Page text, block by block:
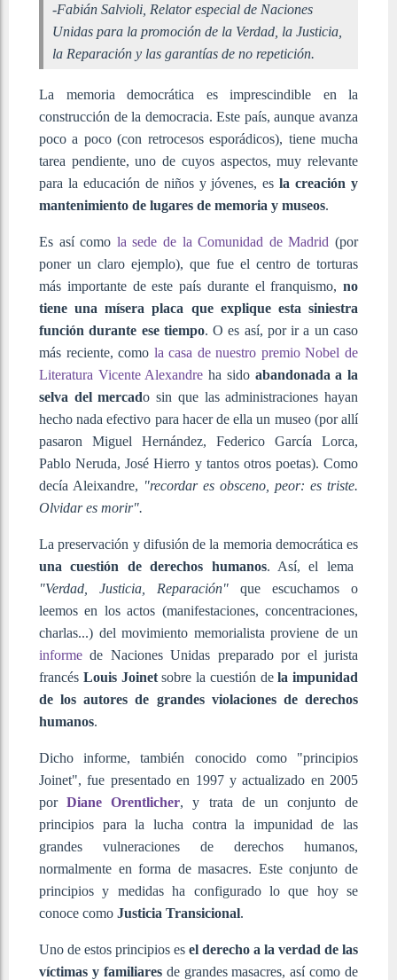
-Fabián Salvioli, Relator especial de Naciones
Unidas para la promoción de la Verdad, la Justicia,
la Reparación y las garantías de no repetición.
La memoria democrática es imprescindible en la
construcción de la democracia. Este país, aunque avanza
poco a poco (con retrocesos esporádicos), tiene mucha
tarea pendiente, uno de cuyos aspectos, muy relevante
para la educación de niños y jóvenes, esla creación y
mantenimiento de lugares de memoria y museos.
Es así como la sede de la Comunidad de Madrid (por
poner un claro ejemplo), que fue el centro de torturas
más importante de este país durante el franquismo, no
tiene una mísera placa que explique esta siniestra
función durante ese tiempo. O es así, por ir a un caso
más reciente, como la casa de nuestro premio Nobel de
Literatura Vicente Alexandre ha sido abandonada a la
selva del mercado sin que las administraciones hayan
hecho nada efectivo para hacer de ella un museo (por allí
pasaron Miguel Hernández, Federico García Lorca,
Pablo Neruda, José Hierro y tantos otros poetas). Como
decía Aleixandre, "recordar es obsceno, peor: es triste.
Olvidar es morir".
La preservación y difusión de la memoria democrática es
una cuestión de derechos humanos. Así, el lema
"Verdad, Justicia, Reparación" que escuchamos o
leemos en los actos (manifestaciones, concentraciones,
charlas...) del movimiento memorialista proviene de un
informe de Naciones Unidas preparado por el jurista
francés Louis Joinetsobre la cuestión dela impunidad
de los autores de grandes violaciones de derechos
humanos.
Dicho informe, también conocido como "principios
Joinet", fue presentado en 1997 y actualizado en 2005
porDiane Orentlicher,y trata de un conjunto de
principios para la lucha contra la impunidad de las
grandes vulneraciones de derechos humanos,
normalmente en forma de masacres. Este conjunto de
principios y medidas ha configurado lo que hoy se
conoce como Justicia Transicional.
Uno de estos principios es el derecho a la verdad de las
víctimas y familiaresde grandes masacres, así como de